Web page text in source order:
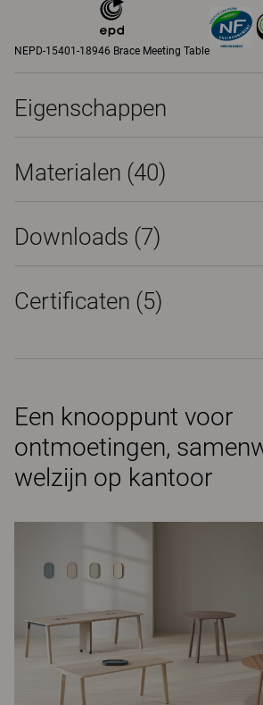
NEPD-15401-18946 Brace Meeting Table
Eigenschappen
Materialen (40)
Downloads (7)
Certificaten (5)
Een knooppunt voor
ontmoetingen,
welzijn op kantoor